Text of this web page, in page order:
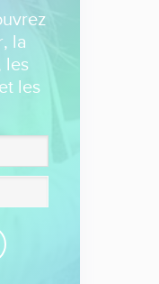
la
les
les